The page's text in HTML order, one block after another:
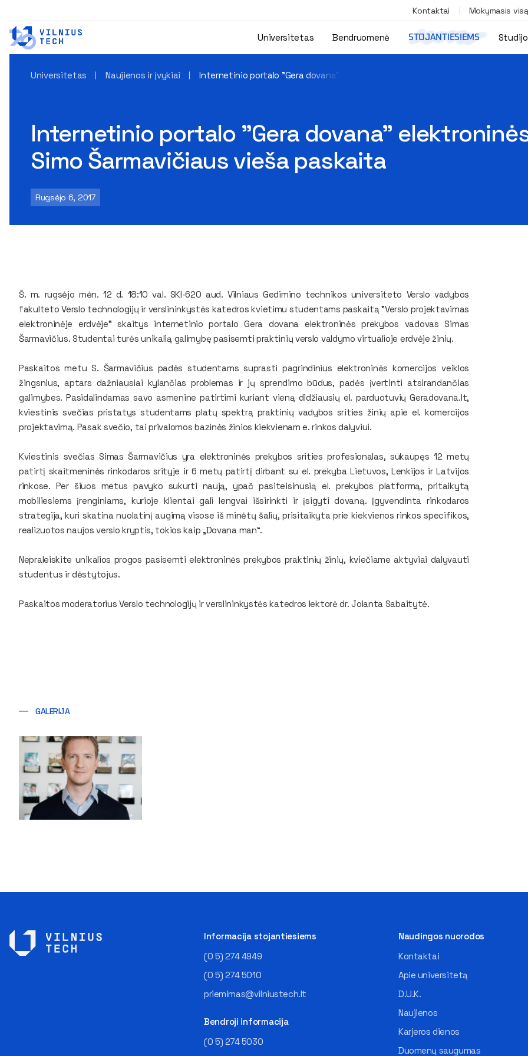
Kontaktai Mokymasis
Universitetas Bendruomenė STOJANTIESIEMS
Universitetas Naujienos ir įvykiai Internetinio portalo "Gera dovana" elektroninės prekybos vadovo Simo
Internetinio portalo "Gera dovana"
Simo Šarmavičiaus vieša paskaita
Rugsėjo 6, 2017
Š. m. rugsėjo mėn. 12 d. 18:10 val. SKI-620 aud. Vilniaus Gedimino technikos universiteto Verslo vadybos
fakulteto Verslo technologijų ir verslininkystės katedros kvietimu studentams paskaitą "Verslo projektavimas
elektroninėje erdvėje" skaitys internetinio portalo Gera dovana elektroninės prekybos vadovas Simas
Šarmavičius. Studentai turės unikalią galimybę pasisemti praktinių verslo valdymo virtualioje erdvėje žinių.
Paskaitos metu S. Šarmavičius padės studentams suprasti pagrindinius elektroninės komercijos veiklos
žingsnius, aptars dažniausiai kylančias problemas ir jų sprendimo būdus, padės įvertinti atsirandančias
galimybes. Pasidalindamas savo asmenine patirtimi kuriant vieną didžiausių el. parduotuvių Geradovana.lt,
kviestinis svečias pristatys studentams platų spektrą praktinių vadybos srities žinių apie el. komercijos
projektavimą. Pasak svečio, tai privalomos bazinės žinios kiekvienam e. rinkos dalyviui.
Kviestinis svečias Simas Šarmavičius yra elektroninės prekybos srities profesionalas, sukaupęs 12 metų
patirtį skaitmeninės rinkodaros srityje ir 6 metų patirtį dirbant su el. prekyba Lietuvos, Lenkijos ir Latvijos
rinkose. Per šiuos metus pavyko sukurti naują, ypač pasiteisinusią el. prekybos platformą, pritaikytą
mobiliesiems įrenginiams, kurioje klientai gali lengvai išsirinkti ir įsigyti dovaną. Įgyvendinta rinkodaros
strategija, kuri skatina nuolatinį augimą visose iš minėtų šalių, prisitaikyta prie kiekvienos rinkos specifikos,
realizuotos naujos verslo kryptis, tokios kaip „Dovana man“.
Nepraleiskite unikalios progos pasisemti elektroninės prekybos praktinių žinių, kviečiame aktyviai dalyvauti
studentus ir dėstytojus.
Paskaitos moderatorius Verslo technologijų ir verslininkystės katedros lektorė dr. Jolanta Sabaitytė.
GALERIJA
Informacija stojantiesiems
(0 5) 274 4949
(0 5) 274 5010
priemimas@vilniustech.lt
Bendroji informacija
(0 5) 274 5030
Naudingos nuorodos
Kontaktai
Apie universitetą
D.U.K.
Naujienos
Karjeros dienos
Duomenų saugumas